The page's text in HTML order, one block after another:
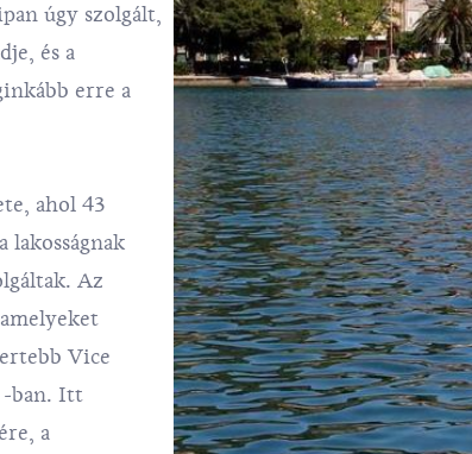
úgy szolgált,
és a
erre a
ahol 43
lakosságnak
Az
Vice
-ban. Itt
a